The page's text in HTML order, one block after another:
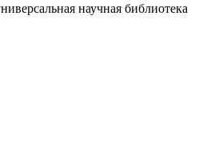
научная библиотека